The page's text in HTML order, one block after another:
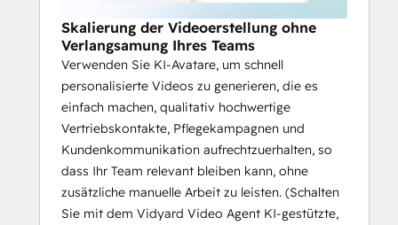
Skalierung der Videoerstellung ohne
Verlangsamung Ihres Teams
Verwenden Sie KI-Avatare, um schnell
personalisierte Videos zu generieren, die es
einfach machen, qualitativ hochwertige
Vertriebskontakte, Pflegekampagnen und
Kundenkommunikation aufrechtzuerhalten, so
dass Ihr Team relevant bleiben kann, ohne
zusätzliche manuelle Arbeit zu leisten. (Schalten
Sie mit dem Vidyard Video Agent KI-gestützte,